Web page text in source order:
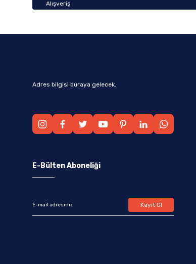
Adres bilgisi buraya gelecek.
E-Bülten Aboneliği
Kayıt Ol